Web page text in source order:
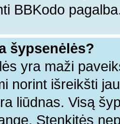
BBKodo
šypsenėlės?
yra maži
norint išreikšti
liūdnas. Visą
Stenkitės